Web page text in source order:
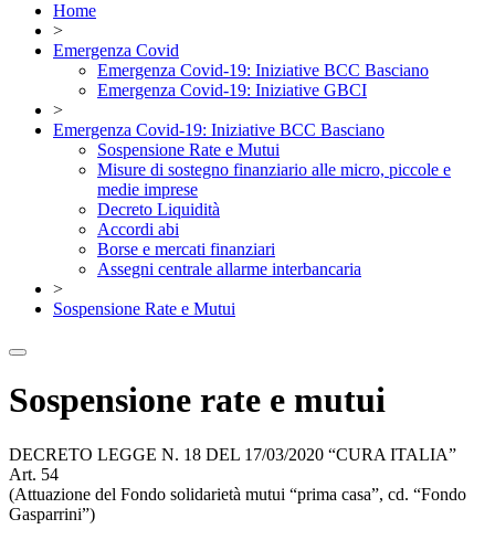
Home
>
Emergenza Covid
Emergenza Covid-19: Iniziative BCC Basciano
Emergenza Covid-19: Iniziative GBCI
>
Emergenza Covid-19: Iniziative BCC Basciano
Sospensione Rate e Mutui
Misure di sostegno finanziario alle micro, piccole e
medie imprese
Decreto Liquidità
Accordi abi
Borse e mercati finanziari
Assegni centrale allarme interbancaria
>
Sospensione Rate e Mutui
Sospensione rate e mutui
DECRETO LEGGE N. 18 DEL 17/03/2020 “CURA ITALIA”
Art. 54
(Attuazione del Fondo solidarietà mutui “prima casa”, cd. “Fondo
Gasparrini”)